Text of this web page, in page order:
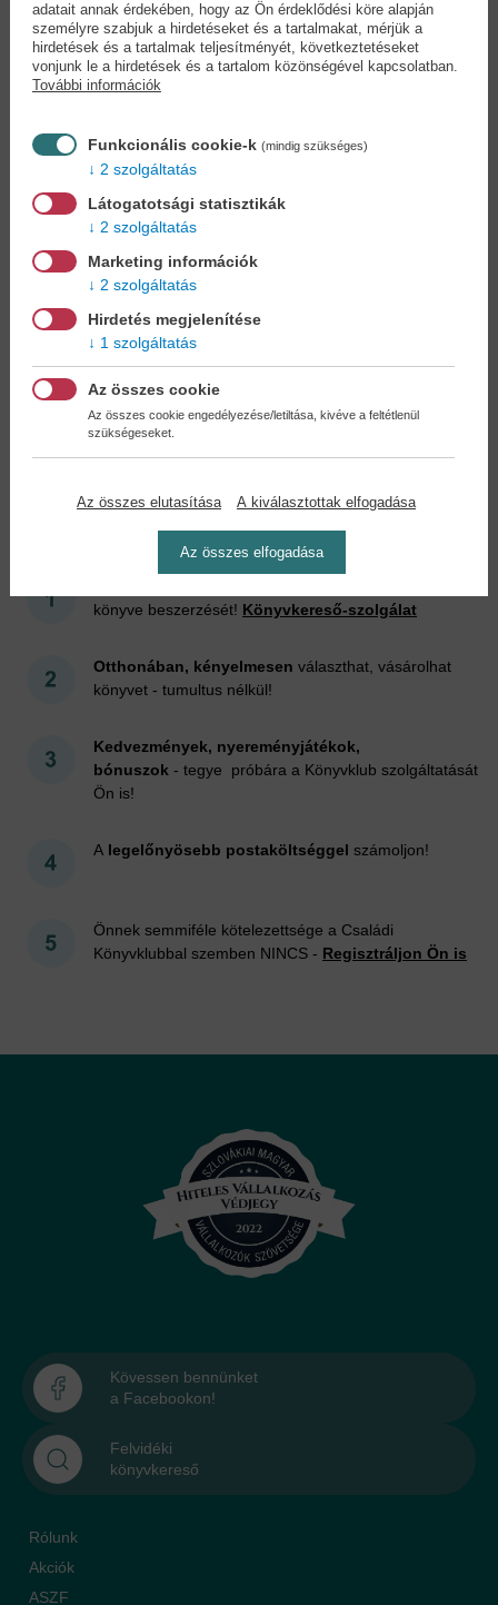
Lebegés...
Jay McLean
11,39 €9,90 €
Miért regisztráljon az oldalunkon?
könyve beszerzését! Könyvkereső-szolgálat
Otthonában, kényelmesen választhat, vásárolhat
könyvet - tumultus nélkül!
Kedvezmények, nyereményjátékok,
bónuszok - tegye próbára a Könyvklub szolgáltatását
Ön is!
A legelőnyösebb postaköltséggel számoljon!
Önnek semmiféle kötelezettsége a Családi
Könyvklubbal szemben NINCS - Regisztráljon Ön is
Kövessen bennünket
a Facebookon!
Felvidéki
könyvkereső
Rólunk
Akciók
ASZF
adatait annak érdekében, hogy az Ön érdeklődési köre alapján
személyre szabjuk a hirdetéseket és a tartalmakat, mérjük a
hirdetések és a tartalmak teljesítményét, következtetéseket
vonjunk le a hirdetések és a tartalom közönségével kapcsolatban.
További információk
Funkcionális cookie-k (mindig szükséges)
2 szolgáltatás
Látogatotsági statisztikák
2 szolgáltatás
Marketing információk
2 szolgáltatás
Hirdetés megjelenítése
1 szolgáltatás
Az összes cookie
Az összes cookie engedélyezése/letiltása, kivéve a feltétlenül
szükségeseket.
Az összes elutasítása A kiválasztottak elfogadása
Az összes elfogadása